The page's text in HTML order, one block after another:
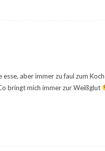
aber immer zu faul zum
bringt mich immer zur Weißglut